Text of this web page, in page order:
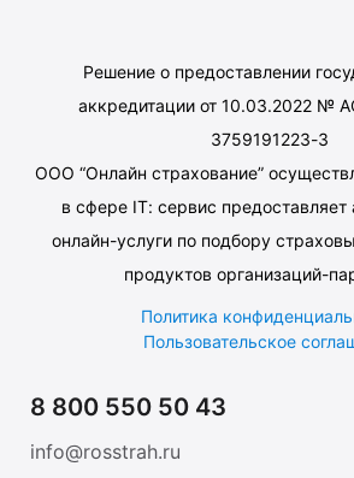
Решение о предоставлении
аккредитации от 10.03.2022 №
3759191223-3
ООО “Онлайн страхование”
в сфере IT: сервис предоставляет
онлайн-услуги по подбору
продуктов организаций-
Политика
Пользовательское
8 800 550 50 43
info@rosstrah.ru